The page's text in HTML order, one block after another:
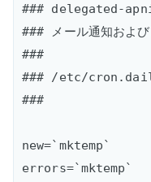
### delegated-
### メール通知およ
###
### /etc/cron.daily
###
new=`mktemp`
errors=`mktemp`